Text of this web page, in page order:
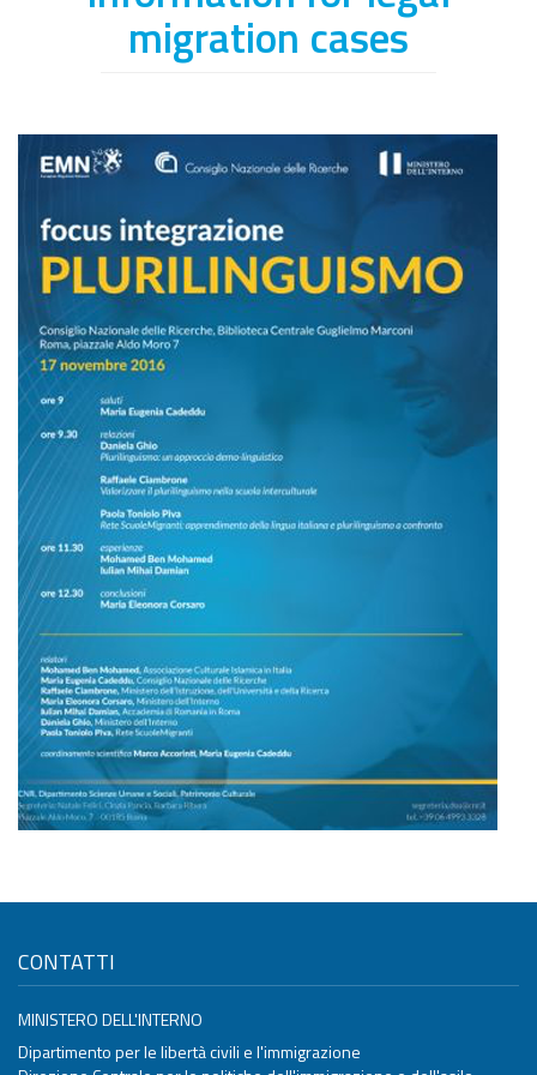
migration cases
CONTATTI
MINISTERO DELL'INTERNO
Dipartimento per le libertà civili e l'immigrazione